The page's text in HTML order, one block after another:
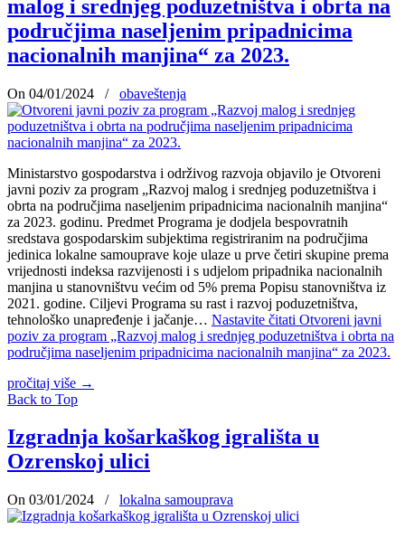
malog i srednjeg poduzetništva i obrta na
područjima naseljenim pripadnicima
nacionalnih manjina“ za 2023.
On 04/01/2024 / obaveštenja
Ministarstvo gospodarstva i održivog razvoja objavilo je Otvoreni
javni poziv za program „Razvoj malog i srednjeg poduzetništva i
obrta na područjima naseljenim pripadnicima nacionalnih manjina“
za 2023. godinu. Predmet Programa je dodjela bespovratnih
sredstava gospodarskim subjektima registriranim na područjima
jedinica lokalne samouprave koje ulaze u prve četiri skupine prema
vrijednosti indeksa razvijenosti i s udjelom pripadnika nacionalnih
manjina u stanovništvu većim od 5% prema Popisu stanovništva iz
2021. godine. Ciljevi Programa su rast i razvoj poduzetništva,
tehnološko unapređenje i jačanje… Nastavite čitati Otvoreni javni
poziv za program „Razvoj malog i srednjeg poduzetništva i obrta na
područjima naseljenim pripadnicima nacionalnih manjina“ za 2023.
pročitaj više →
Back to Top
Izgradnja košarkaškog igrališta u
Ozrenskoj ulici
On 03/01/2024 / lokalna samouprava